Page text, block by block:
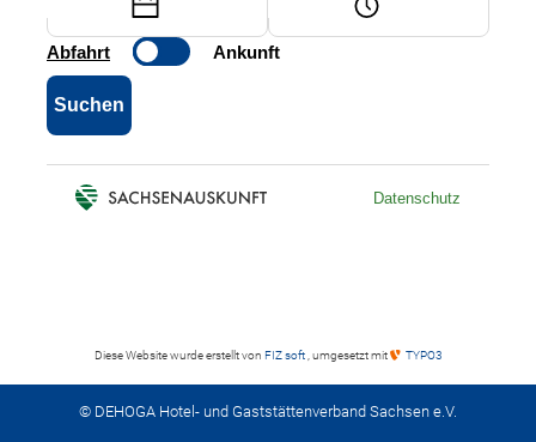
Diese Website wurde erstellt von FIZ soft, umgesetzt mit TYPO3
© DEHOGA Hotel- und Gaststättenverband Sachsen e.V.